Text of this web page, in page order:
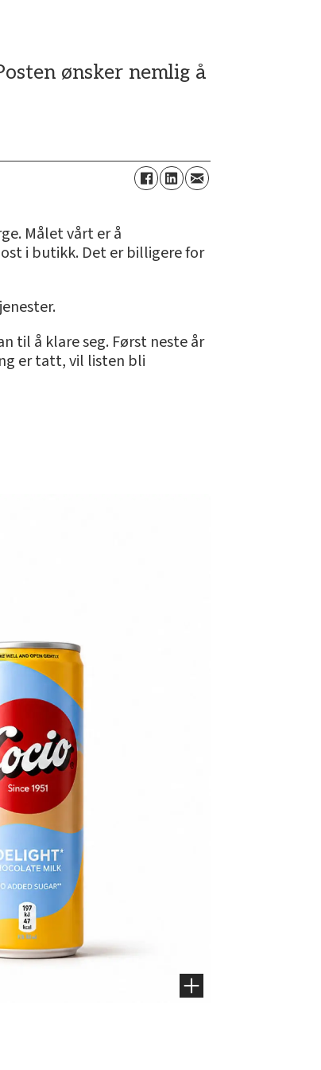
ønsker nemlig å
Målet vårt er å
i butikk. Det er billigere for
til å klare seg. Først neste år
er tatt, vil listen bli